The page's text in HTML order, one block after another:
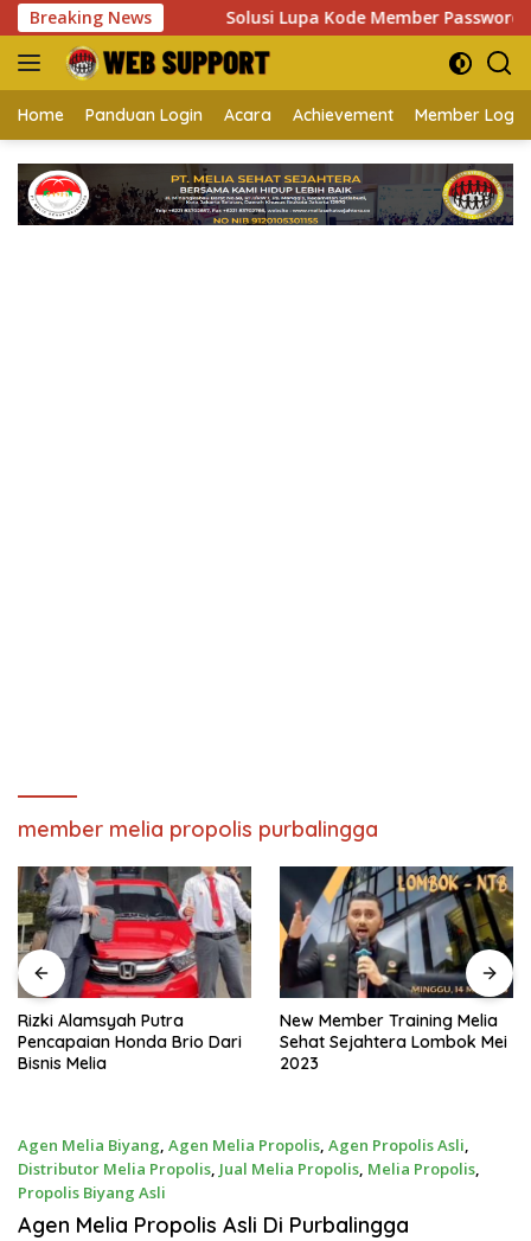
Langsung
ke
konten
Breaking News
Tubuh Solusi Lupa Kode Member Password
Home Panduan Login Acara Achievement Member Login
member melia propolis purbalingga
Rizki Alamsyah Putra
Pencapaian Honda Brio Dari
Bisnis Melia
New Member Training Melia
Sehat Sejahtera Lombok Mei
2023
Agen Melia Biyang, Agen Melia Propolis, Agen Propolis Asli,
Distributor Melia Propolis, Jual Melia Propolis, Melia Propolis,
Propolis Biyang Asli
Agustus 11, 2018
Agen Melia Propolis Asli Di Purbalingga